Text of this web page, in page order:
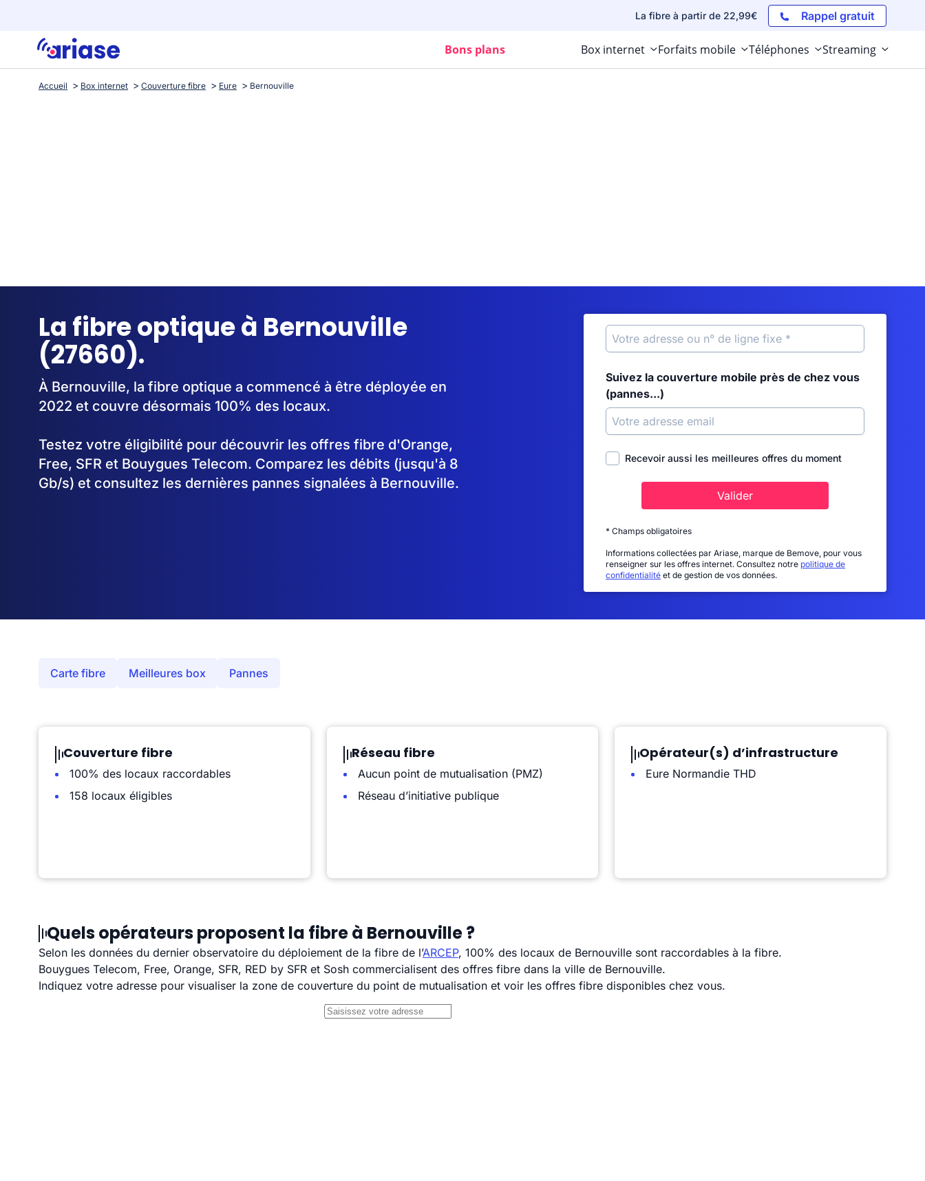
La fibre à partir de 22,99€ Rappel gratuit
Bons plans Box internet Forfaits mobile Téléphones Streaming
Accueil Box internet Couverture fibre Eure Bernouville
La fibre optique à Bernouville
(27660).
À Bernouville, la fibre optique a commencé à être déployée en
2022 et couvre désormais 100% des locaux.
Testez votre éligibilité pour découvrir les offres fibre d'Orange,
Free, SFR et Bouygues Telecom. Comparez les débits (jusqu'à 8
Gb/s) et consultez les dernières pannes signalées à Bernouville.
Suivez la couverture mobile près de chez vous
(pannes...)
Recevoir aussi les meilleures offres du moment
Valider
* Champs obligatoires
Informations collectées par Ariase, marque de Bemove, pour vous
renseigner sur les offres internet. Consultez notre politique de
confidentialité et de gestion de vos données.
Carte fibre Meilleures box Pannes
Couverture fibre
100% des locaux raccordables
158 locaux éligibles
Réseau fibre
Aucun point de mutualisation (PMZ)
Réseau d’initiative publique
Opérateur(s) d’infrastructure
Eure Normandie THD
Quels opérateurs proposent la fibre à Bernouville ?
Selon les données du dernier observatoire du déploiement de la fibre de l’ARCEP, 100% des locaux de Bernouville sont raccordables à la fibre.
Bouygues Telecom, Free, Orange, SFR, RED by SFR et Sosh commercialisent des offres fibre dans la ville de Bernouville.
Indiquez votre adresse pour visualiser la zone de couverture du point de mutualisation et voir les offres fibre disponibles chez vous.